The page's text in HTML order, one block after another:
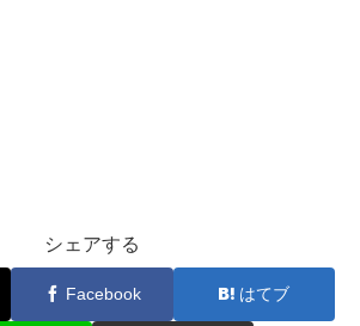
シェアする
Facebook はてブ